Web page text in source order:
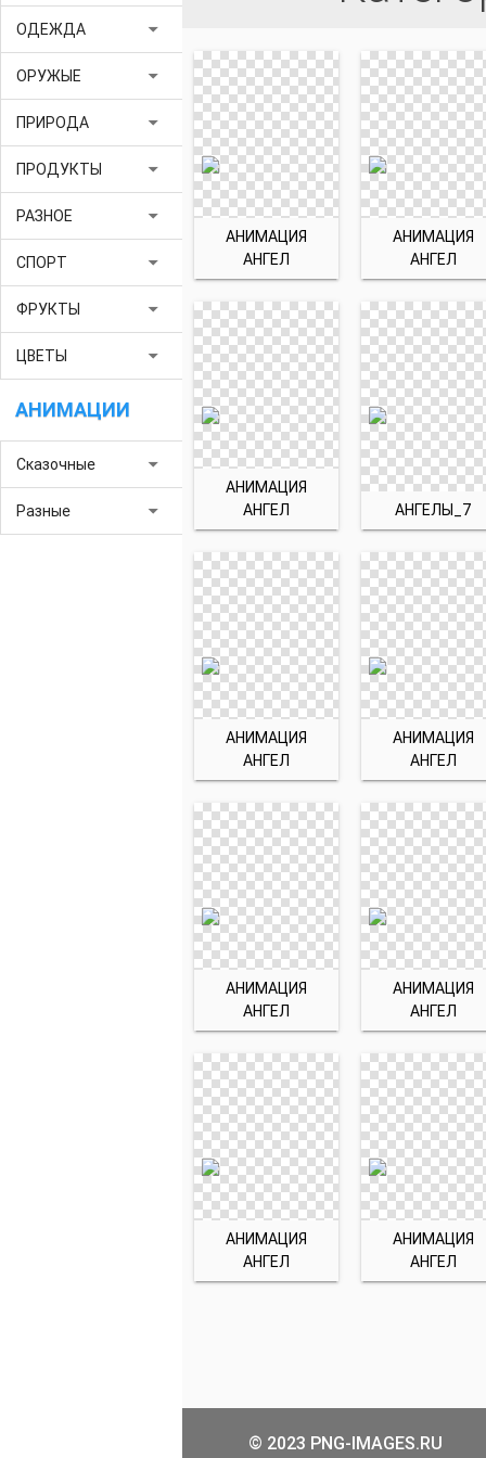
ОДЕЖДА arrow_drop_down
ОРУЖЫЕ arrow_drop_down
ПРИРОДА arrow_drop_down
ПРОДУКТЫ arrow_drop_down
РАЗНОЕ arrow_drop_down
СПОРТ arrow_drop_down
ФРУКТЫ arrow_drop_down
ЦВЕТЫ arrow_drop_down
АНИМАЦИИ
Сказочные arrow_drop_down
Разные arrow_drop_down
АНИМАЦИЯ
АНГЕЛ
АНИМАЦИЯ
АНГЕЛ
АНИМАЦИЯ
АНГЕЛ
АНГЕЛЫ_7
АНИМАЦИЯ
АНГЕЛ
АНИМАЦИЯ
АНГЕЛ
АНИМАЦИЯ
АНГЕЛ
АНИМАЦИЯ
АНГЕЛ
АНИМАЦИЯ
АНГЕЛ
АНИМАЦИЯ
АНГЕЛ
© 2023 PNG-IMAGES.RU